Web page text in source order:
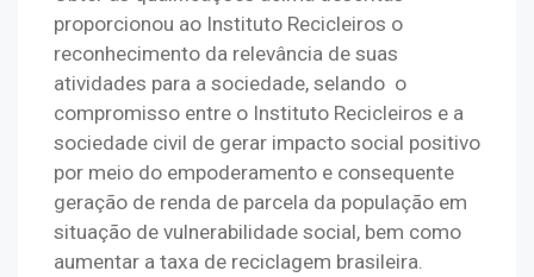
proporcionou ao Instituto Recicleiros o
reconhecimento da relevância de suas
atividades para a sociedade, selando  o
compromisso entre o Instituto Recicleiros e a
sociedade civil de gerar impacto social positivo
por meio do empoderamento e consequente
geração de renda de parcela da população em
situação de vulnerabilidade social, bem como
aumentar a taxa de reciclagem brasileira.